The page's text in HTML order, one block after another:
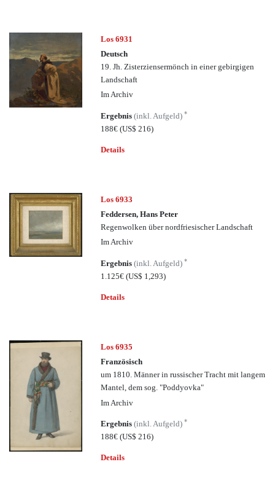
Los 6931
Deutsch
19. Jh. Zisterziensermönch in einer gebirgigen
Landschaft
Im Archiv
Ergebnis(inkl. Aufgeld)*
188€(US$ 216)
Details
Los 6933
Feddersen, Hans Peter
Regenwolken über nordfriesischer Landschaft
Im Archiv
Ergebnis(inkl. Aufgeld)*
1.125€(US$ 1,293)
Details
Los 6935
Französisch
um 1810. Männer in russischer Tracht mit langem
Mantel, dem sog. "Poddyovka"
Im Archiv
Ergebnis(inkl. Aufgeld)*
188€(US$ 216)
Details